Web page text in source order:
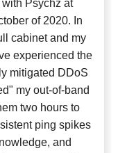
with Psychz at
of 2020. In
cabinet and my
experienced the
mitigated DDoS
my out-of-band
two hours to
ping spikes
and